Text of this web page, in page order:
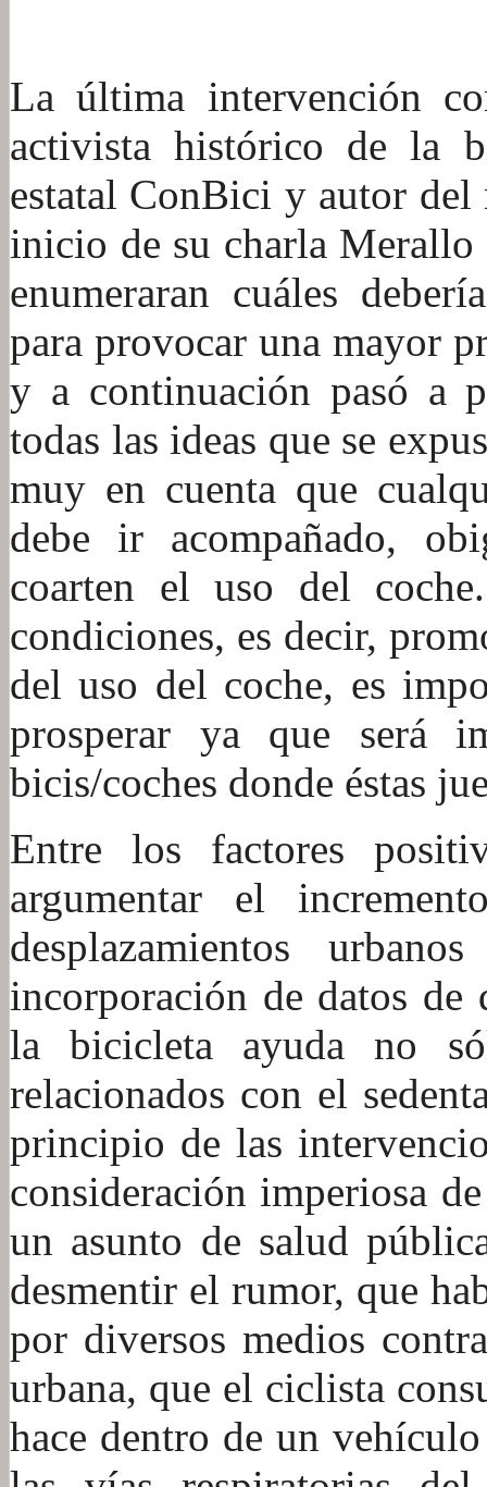
La última intervención
activista histórico de la
estatal ConBici y autor
inicio de su charla Merallo
enumeraran cuáles
para provocar una mayor
y a continuación pasó a
todas las ideas que se
muy en cuenta que
debe ir acompañado,
coarten el uso del
condiciones, es decir,
del uso del coche, es
prosperar ya que será
bicis/coches donde éstas
Entre los factores
argumentar el
desplazamientos
incorporación de datos de
la bicicleta ayuda no
relacionados con el
principio de las
consideración imperiosa
un asunto de salud
desmentir el rumor, que
por diversos medios
urbana, que el ciclista
hace dentro de un